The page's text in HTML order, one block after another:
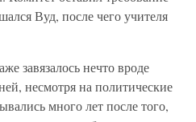
Вуд, после чего учителя
завязалось нечто вроде
несмотря на политические
много лет после того,